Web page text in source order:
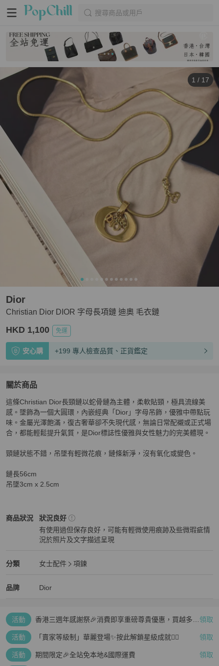
搜尋商品或用戶
1 / 17
Christian Dior DIOR 字母長項鏈 迪奧 毛衣鏈
Dior
HKD 1,100 免運
安心購 +199 專人檢查品質、正貨鑑定
關於商品
關於Christian Dior DIOR 字母長項鏈 迪奧 毛衣鏈商品詳情與
這條Christian Dior長頸鏈以蛇骨鏈為主體，柔軟貼頸，極具流線美
感。墜飾為一個大圓環，內嵌經典「Dior」字母吊飾，優雅中帶點玩
味。金屬光澤飽滿，復古奢華卻不失現代感，無論日常配襯或正式場
合，都能輕鬆提升氣質，是Dior標誌性優雅與女性魅力的完美體現。
頸鏈狀態不錯，吊墜有輕微花痕，鏈條新淨，沒有氧化或變色。
鏈長56cm
吊墜3cm x 2.5cm
商品狀況
Dior女士配件商品狀態與細節
狀況良好
有使用過但保存良好，可能有輕微使用痕跡及些微瑕疵情
況於照片及文字描述呈現
分類
Dior女士配件分類資訊
女士配件
項鍊
品牌
Dior精品 女士配件
Dior
Dior推薦清單
活動
香港三週年感謝祭🎉消費即享重磅尊貴優惠，買越多、 領取
活動 「賣家等級制」華麗登場✨按此解鎖星級成就👆🏻 領取
活動 期間限定🎉全站免本地&國際運費 領取